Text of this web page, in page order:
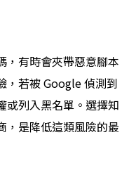
，有時會夾帶惡意腳本
，若被 Google 偵測到
或列入黑名單。選擇知
，是降低這類風險的最